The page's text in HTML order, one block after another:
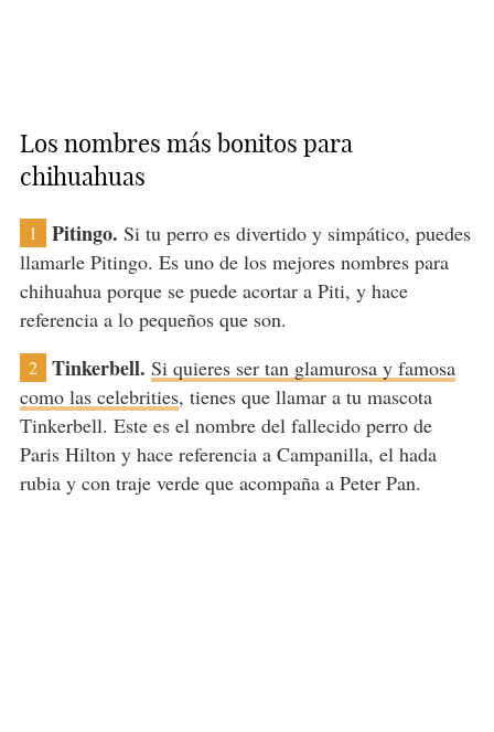
Los nombres más bonitos para
chihuahuas
1 Pitingo. Si tu perro es divertido y simpático, puedes
llamarle Pitingo. Es uno de los mejores nombres para
chihuahua porque se puede acortar a Piti, y hace
referencia a lo pequeños que son.
2 Tinkerbell. Si quieres ser tan glamurosa y famosa
como las celebrities, tienes que llamar a tu mascota
Tinkerbell. Este es el nombre del fallecido perro de
Paris Hilton y hace referencia a Campanilla, el hada
rubia y con traje verde que acompaña a Peter Pan.